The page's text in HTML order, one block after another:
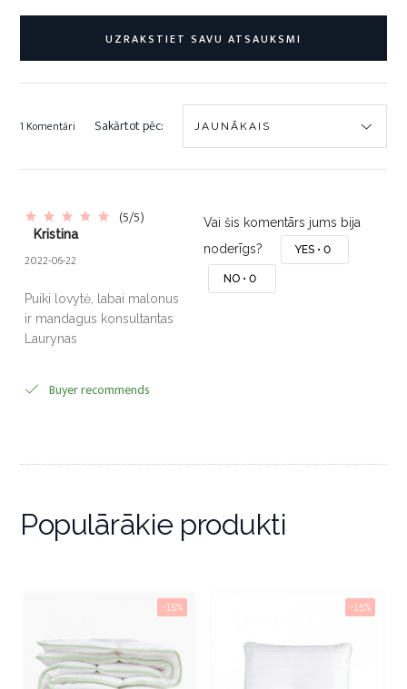
UZRAKSTIET SAVU ATSAUKSMI
1 Komentāri Sakārtot pēc:
(5/5)
Kristina
2022-06-22
Puiki lovytė, labai malonus
ir mandagus konsultantas
Laurynas
Buyer recommends
Vai šis komentārs jums bija
noderīgs?
YES •0
NO •0
Populārākie produkti
-15% -15%